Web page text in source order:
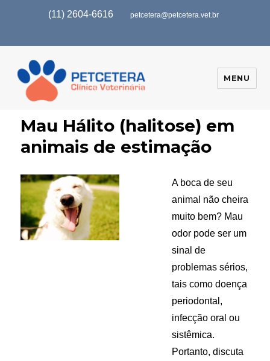
(11) 2604-6616 petcetera@petcetera.vet.br
MENU
Mau Hálito (halitose) em
animais de estimação
A boca de seu
animal não cheira
muito bem? Mau
odor pode ser um
sinal de
problemas sérios,
tais como doença
periodontal,
infecção oral ou
sistêmica.
Portanto, discuta